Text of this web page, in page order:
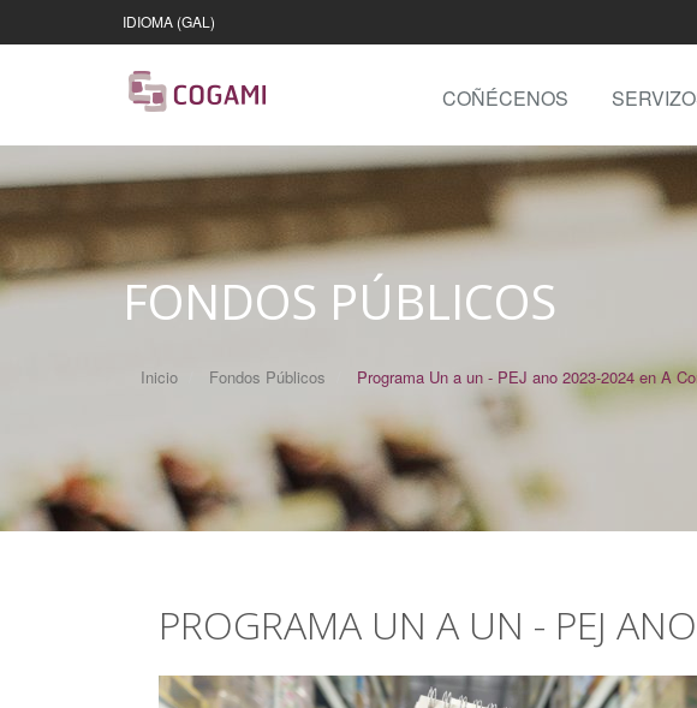
IDIOMA (GAL)
COÑÉCENOS
FONDOS PÚBLICOS
Inicio Fondos Públicos Programa Un a un - PEJ ano 2023-2024 en A
PROGRAMA UN A UN - PEJ